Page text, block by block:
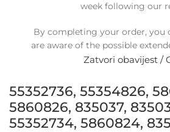
week following our
By completing your order, you
are aware of the possible
Zatvori obavijest /
Zamjensko gornje
intercoolera OPEL
55352736, 55354826,
5860826, 835037,
55352734, 5860824,